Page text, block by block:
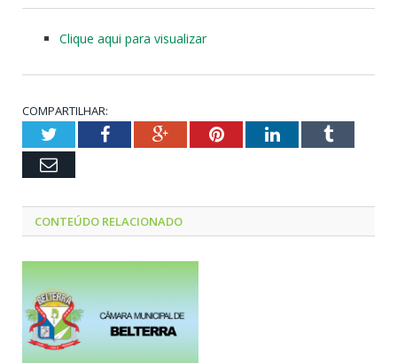
Clique aqui para visualizar
COMPARTILHAR:
TwitterFacebookGoogle+PinterestLinkedInTumblr
Email
CONTEÚDO RELACIONADO